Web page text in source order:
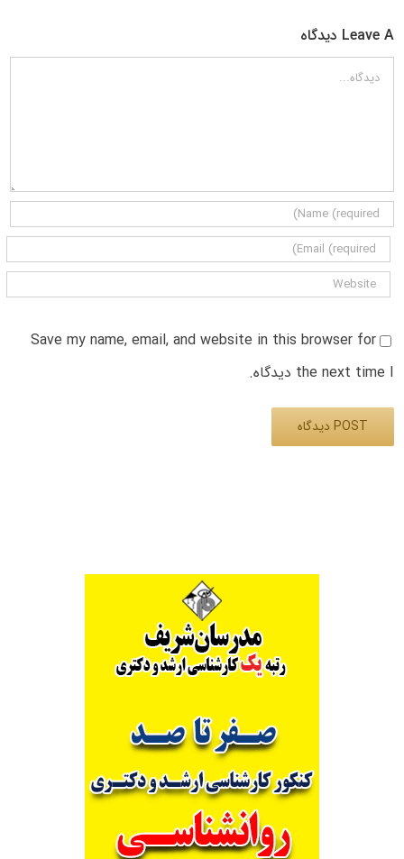
Leave A دیدگاه
دیدگاه
Save my name, email, and website in this browser for
the next time I دیدگاه.